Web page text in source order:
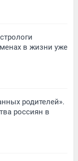
в жизни уже
родителей».
россиян в